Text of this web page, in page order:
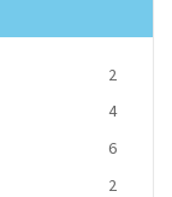
2
4
6
2